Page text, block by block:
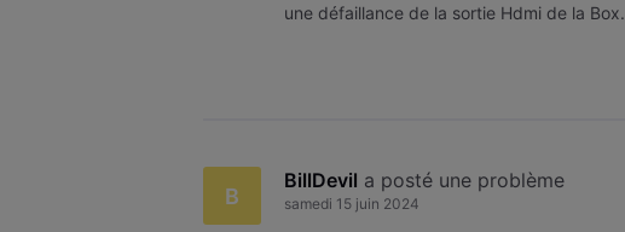
une défaillance de la sortie Hdmi de la Box.
B
BillDevil a posté une problème
samedi 15 juin 2024